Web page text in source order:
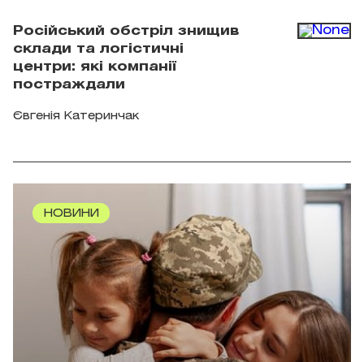
Російський обстріл знищив
склади та логістичні
центри: які компанії
постраждали
Євгенія Катеринчак
НОВИНИ